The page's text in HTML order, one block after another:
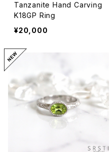
Tanzanite Hand Carving
K18GP Ring
¥20,000